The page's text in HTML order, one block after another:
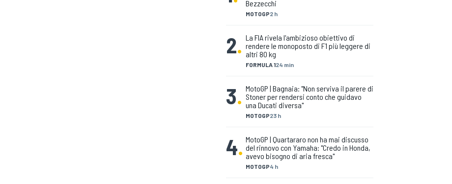
MOTOGP2 h
Bezzecchi
2.
FORMULA 124 min
La FIA rivela l'ambizioso obiettivo di
rendere le monoposto di F1 più leggere di
altri 80 kg
3.
MOTOGP23 h
MotoGP | Bagnaia: "Non serviva il parere di
Stoner per rendersi conto che guidavo
una Ducati diversa"
4.
MOTOGP4 h
MotoGP | Quartararo non ha mai discusso
del rinnovo con Yamaha: "Credo in Honda,
avevo bisogno di aria fresca"